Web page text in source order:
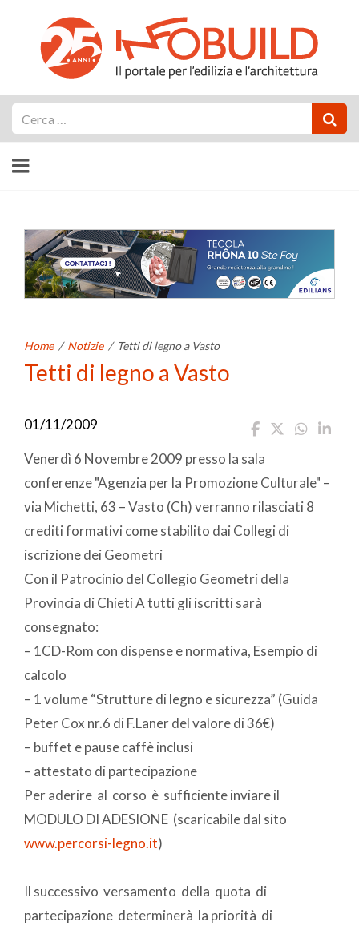
Home / Notizie / Tetti di legno a Vasto
Tetti di legno a Vasto
01/11/2009
Venerdì 6 Novembre 2009 presso la sala
conferenze "Agenzia per la Promozione Culturale" –
via Michetti, 63 – Vasto (Ch) verranno rilasciati 8
crediti formativi come stabilito dai Collegi di
iscrizione dei Geometri
Con il Patrocinio del Collegio Geometri della
Provincia di Chieti A tutti gli iscritti sarà
consegnato:
– 1CD-Rom con dispense e normativa, Esempio di
calcolo
– 1 volume “Strutture di legno e sicurezza” (Guida
Peter Cox nr.6 di F.Laner del valore di 36€)
– buffet e pause caffè inclusi
– attestato di partecipazione
Per aderire al corso è sufficiente inviare il
MODULO DI ADESIONE (scaricabile dal sito
www.percorsi-legno.it)
Il successivo versamento della quota di
partecipazione determinerà la priorità di